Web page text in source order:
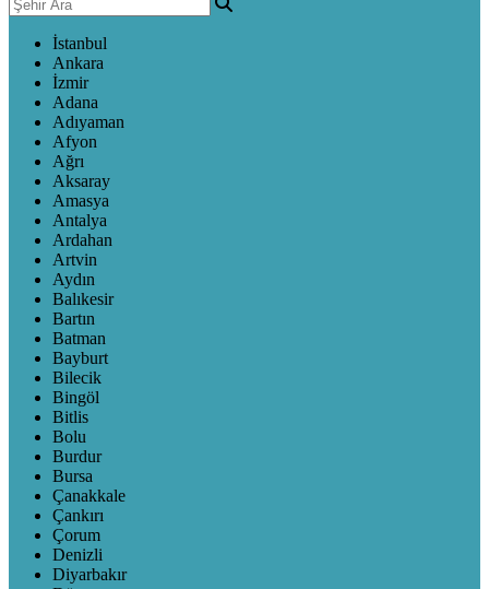
İstanbul
Ankara
İzmir
Adana
Adıyaman
Afyon
Ağrı
Aksaray
Amasya
Antalya
Ardahan
Artvin
Aydın
Balıkesir
Bartın
Batman
Bayburt
Bilecik
Bingöl
Bitlis
Bolu
Burdur
Bursa
Çanakkale
Çankırı
Çorum
Denizli
Diyarbakır